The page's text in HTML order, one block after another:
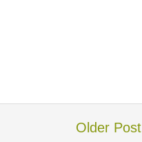
Older Post